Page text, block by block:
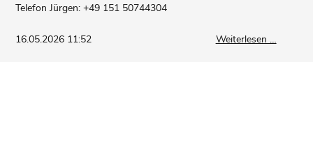
Telefon Jürgen: +49 151 50744304
16.05.2026 11:52 Weiterlesen …